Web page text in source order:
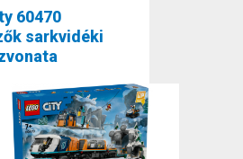
60470
sarkvidéki